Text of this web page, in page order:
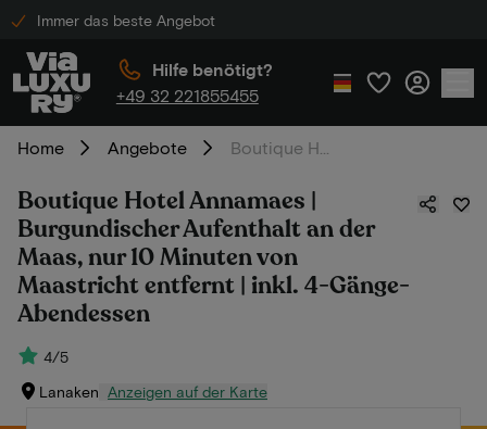
Immer das beste Angebot
Hilfe benötigt?
+49 32 221855455
Home Angebote
Boutique Hotel Annamaes |
Burgundischer Aufenthalt an der
Maas, nur 10 Minuten von
Maastricht entfernt | inkl. 4-Gänge-
Abendessen
4/5
Lanaken Anzeigen auf der Karte